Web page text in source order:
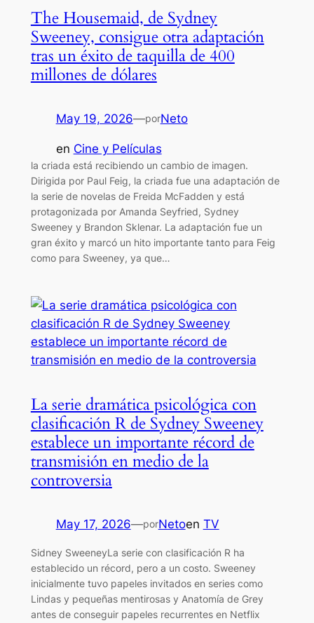
The Housemaid, de Sydney
Sweeney, consigue otra adaptación
tras un éxito de taquilla de 400
millones de dólares
May 19, 2026—porNeto
en Cine y Películas
la criada está recibiendo un cambio de imagen.
Dirigida por Paul Feig, la criada fue una adaptación de
la serie de novelas de Freida McFadden y está
protagonizada por Amanda Seyfried, Sydney
Sweeney y Brandon Sklenar. La adaptación fue un
gran éxito y marcó un hito importante tanto para Feig
como para Sweeney, ya que…
La serie dramática psicológica con
clasificación R de Sydney Sweeney
establece un importante récord de
transmisión en medio de la
controversia
May 17, 2026—porNetoen TV
Sidney SweeneyLa serie con clasificación R ha
establecido un récord, pero a un costo. Sweeney
inicialmente tuvo papeles invitados en series como
Lindas y pequeñas mentirosas y Anatomía de Grey
antes de conseguir papeles recurrentes en Netflix